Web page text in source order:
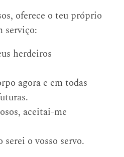
oferece o teu próprio
serviço:
herdeiros
agora e em todas
aceitai-me
serei o vosso servo.